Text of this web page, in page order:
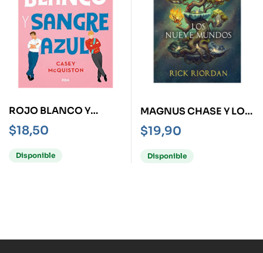
ROJO BLANCO Y
SANGRE AZUL
$18,50
Disponible
MAGNUS CHASE Y LOS
DIOSES DE ASGARD -
LOS NUEVE MUNDOS-
$19,90
Disponible